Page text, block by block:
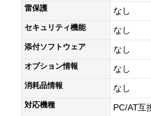
雷保護 なし
セキュリティ機能 なし
添付ソフトウェア なし
オプション情報 なし
消耗品情報 なし
対応機種
PC/AT互